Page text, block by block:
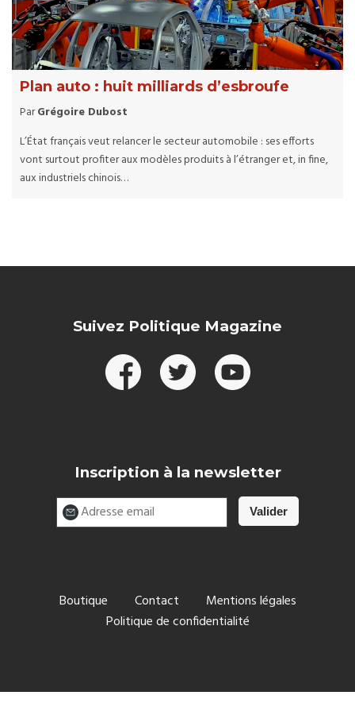
Plan auto : huit milliards d’esbroufe
ParGrégoire Dubost
L’État français veut relancer le secteur automobile : ses efforts
vont surtout profiter aux modèles produits à l’étranger et, in fine,
aux industriels chinois…
Suivez Politique Magazine
Inscription à la newsletter
Boutique Contact
Mentions légales
Politique de confidentialité